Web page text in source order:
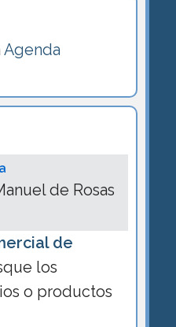
Agenda
de Rosas
de
los
o productos